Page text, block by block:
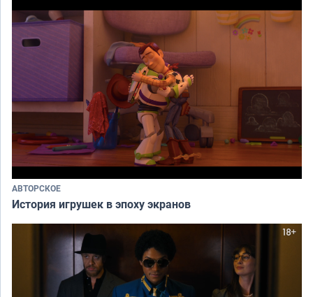
АВТОРСКОЕ
История игрушек в эпоху экранов